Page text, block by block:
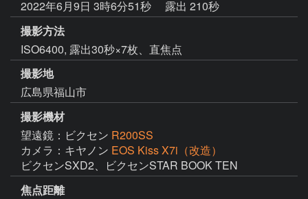
2022年6月9日 3時6分51秒
露出 210秒
撮影方法
ISO6400, 露出30秒×7枚、直焦点
撮影地
広島県福山市
撮影機材
望遠鏡：ビクセン R200SS
カメラ：キヤノン EOS Kiss X7i（改造）
ビクセンSXD2、ビクセンSTAR BOOK TEN
焦点距離